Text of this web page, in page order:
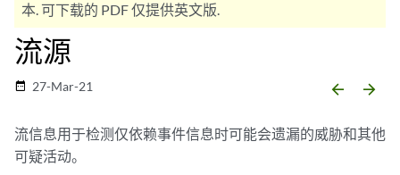
本. 可下载的 PDF 仅提供英文版.
流源
date_range 27-Mar-21 arrow_backward arrow_forward
流信息用于检测仅依赖事件信息时可能会遗漏的威胁和其他
可疑活动。